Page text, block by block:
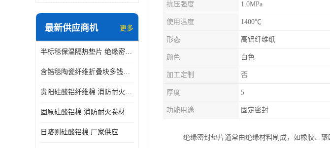
最新供应商机 更多
半标毯保温隔热垫片 绝缘密封垫片
含锆毯陶瓷纤维折叠块多钱一立方 硅酸铝模块
贵阳硅酸铝纤维棉 消防耐火卷材
固原硅酸铝棉 消防耐火卷材
日喀则硅酸铝棉 厂家供应
抗压强度 1.0MPa
使用温度 1400℃
形态 高铝纤维纸
颜色 白色
加工定制 否
厚度 5
功能用途 固定密封
绝缘密封垫片通常由绝缘材料制成，如橡胶、